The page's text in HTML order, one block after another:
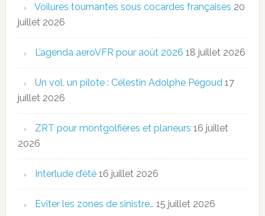
Voilures tournantes sous cocardes françaises 20
juillet 2026
L’agenda aeroVFR pour août 2026 18 juillet 2026
Un vol, un pilote : Célestin Adolphe Pégoud 17
juillet 2026
ZRT pour montgolfières et planeurs 16 juillet
2026
Interlude d’été 16 juillet 2026
Eviter les zones de sinistre… 15 juillet 2026